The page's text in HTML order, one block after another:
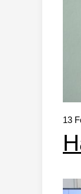
13